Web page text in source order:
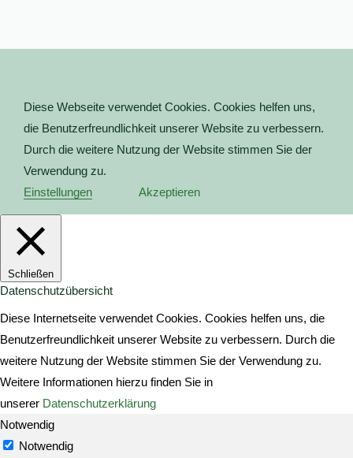
Diese Webseite verwendet Cookies. Cookies helfen uns,
die Benutzerfreundlichkeit unserer Website zu verbessern.
Durch die weitere Nutzung der Website stimmen Sie der
Verwendung zu.
Einstellungen
Akzeptieren
Schließen
Datenschutzübersicht
Diese Internetseite verwendet Cookies. Cookies helfen uns, die
Benutzerfreundlichkeit unserer Website zu verbessern. Durch die
weitere Nutzung der Website stimmen Sie der Verwendung zu.
Weitere Informationen hierzu finden Sie in
unserer Datenschutzerklärung
Notwendig
Notwendig